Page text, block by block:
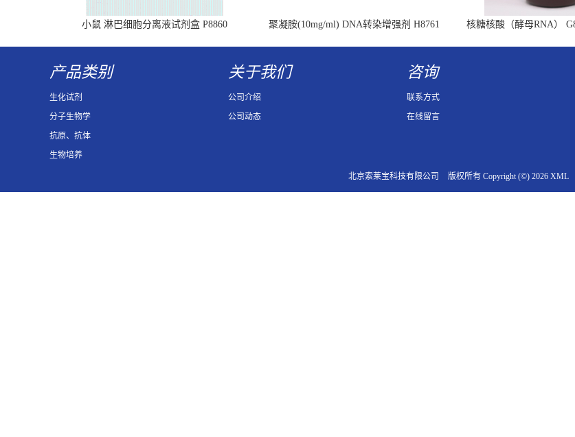
小鼠 淋巴细胞分离液试剂盒 P8860 聚凝胺(10mg/ml) DNA转染增强剂 H8761
核糖核酸（酵母RNA）
产品类别
生化试剂
分子生物学
抗原、抗体
生物培养
关于我们
公司介绍
公司动态
咨询
联系方式
在线留言
北京索莱宝科技有限公司 版权所有 Copyright (©) 2026 XML